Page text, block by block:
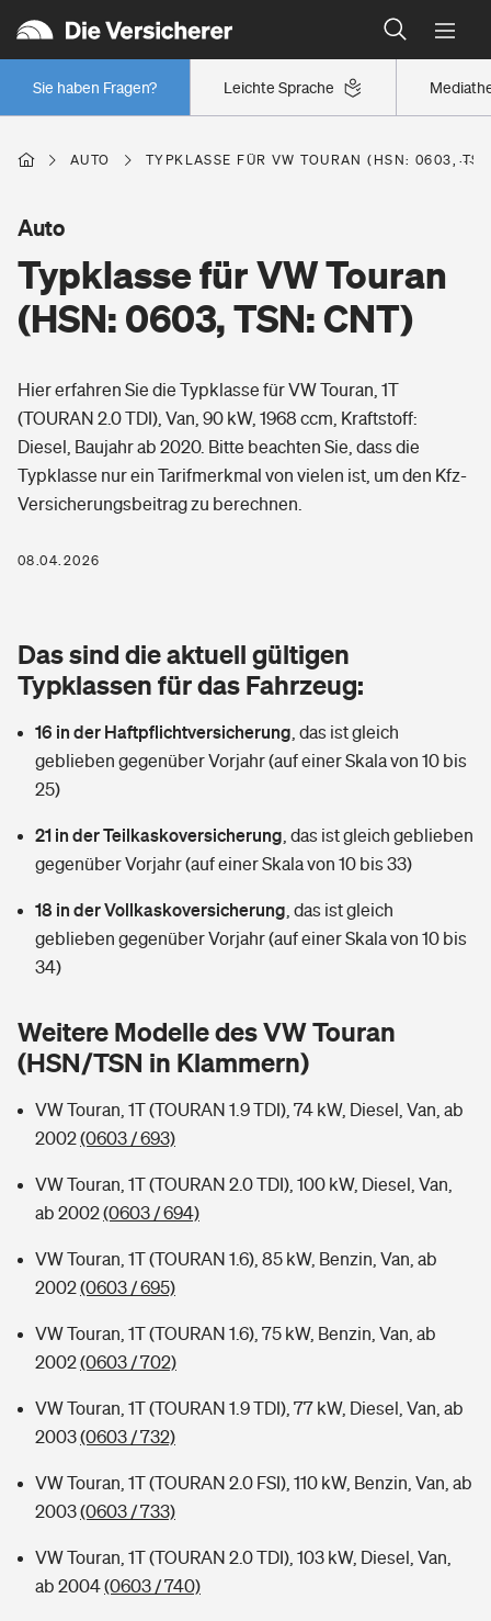
Leichte Sprache
Sie haben Fragen?
Wer versichert was: Jetzt Versicherer finden
Regionalklassen: So ist Ihre Region eingestuft
Wer versichert was: Jetzt Versicherer finden
Berufsunfähigkeitsversicherung
Erwerbsunfähigkeitsversicherung
Grundfähigkeitsversicherung
Arbeitsrechtsschutz
Berufshaftpflichtversicherung
Zur Übersicht
Tools
Wer versichert was: Jetzt Versicherer finden
Sie haben Fragen?
Wohnen
Elementarversicherung
Glasversicherung
Mietkautionsversicherung
Restkreditversicherung
Tools
Hochwasser-Check: Wie gefährdet ist Ihr Haus?
Sie haben Fragen?
Freizeit
Pri­vate Haft­pflicht­
Kinderunfall­ver­si­che­rung
Kinderinvalidität
Hundehalter-Haftpflicht
Handyversicherung
Private Cyberversicherung
Zur Übersicht
Kinderunfall-Check: Mehr Sicherheit für deine Kids
Typklassen: So ist Ihr Auto eingestuft
Sie haben Fragen?
Gesundheit
Private Krankenversicherung
Dread-Disease-Versicherung
Tierkrankenversicherung
Zur Übersicht
Tools
Wer versichert was: Jetzt Versicherer finden
Rentenrechner: Wie viel Geld bekomme ich im Alter?
AUTO TYPKLASSE FÜR VW TOURAN (HSN: 0603,
Typklasse für VW Touran
(HSN: 0603, TSN: CNT)
Auto
Hier erfahren Sie die Typklasse für VW Touran, 1T
(TOURAN 2.0 TDI), Van, 90 kW, 1968 ccm, Kraftstoff:
Diesel, Baujahr ab 2020. Bitte beachten Sie, dass die
Typklasse nur ein Tarifmerkmal von vielen ist, um den Kfz-
Versicherungsbeitrag zu berechnen.
08.04.2026
Das sind die aktuell gültigen
Typklassen für das Fahrzeug:
16 in der Haftpflichtversicherung das ist gleich
geblieben gegenüber Vorjahr (auf einer Skala von 10 bis
25)
21 in der Teilkaskoversicherung das ist gleich geblieben
gegenüber Vorjahr (auf einer Skala von 10 bis 33)
18 in der Vollkaskoversicherung das ist gleich
geblieben gegenüber Vorjahr (auf einer Skala von 10 bis
34)
Weitere Modelle des VW Touran
(HSN/TSN in Klammern)
VW Touran, 1T (TOURAN 1.9 TDI), 74 kW, Diesel, Van, ab
2002(0603 / 693)
VW Touran, 1T (TOURAN 2.0 TDI), 100 kW, Diesel, Van,
ab 2002(0603 / 694)
VW Touran, 1T (TOURAN 1.6), 85 kW, Benzin, Van, ab
2002(0603 / 695)
VW Touran, 1T (TOURAN 1.6), 75 kW, Benzin, Van, ab
2002(0603 / 702)
VW Touran, 1T (TOURAN 1.9 TDI), 77 kW, Diesel, Van, ab
2003(0603 / 732)
VW Touran, 1T (TOURAN 2.0 FSI), 110 kW, Benzin, Van, ab
2003(0603 / 733)
VW Touran, 1T (TOURAN 2.0 TDI), 103 kW, Diesel, Van,
ab 2004(0603 / 740)